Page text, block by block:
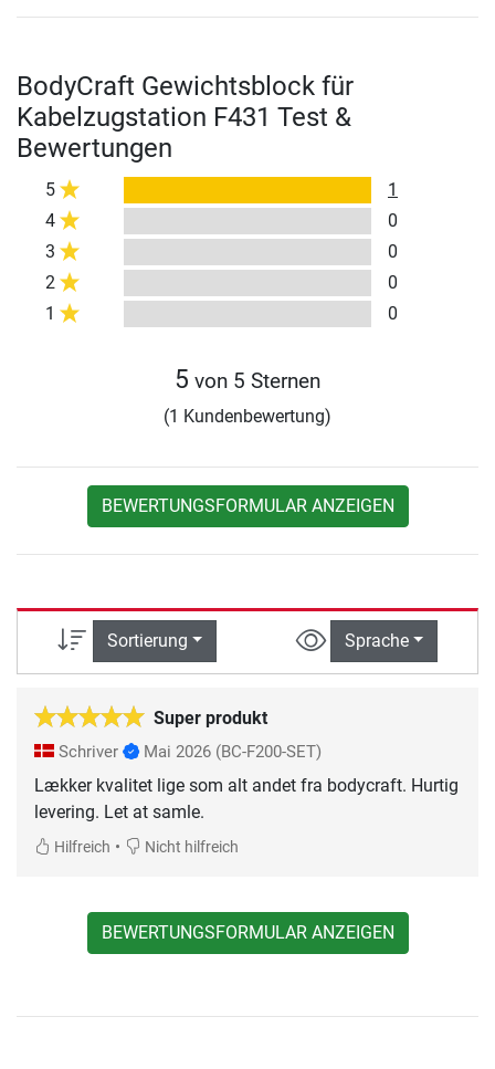
BodyCraft Gewichtsblock für
Kabelzugstation F431 Test &
Bewertungen
5
1
4
0
3
0
2
0
1
0
5 von 5 Sternen
(1 Kundenbewertung)
BEWERTUNGSFORMULAR ANZEIGEN
Sortierung Sprache
Super produkt
Schriver Mai 2026 (BC-F200-SET)
Lækker kvalitet lige som alt andet fra bodycraft. Hurtig
levering. Let at samle.
Hilfreich • Nicht hilfreich
BEWERTUNGSFORMULAR ANZEIGEN